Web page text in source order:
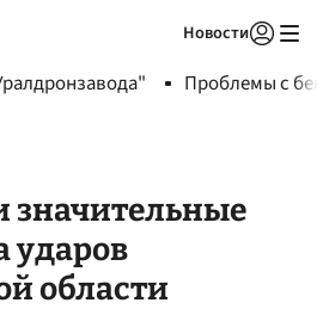
Новости
Проблемы с
значительные
ударов
области